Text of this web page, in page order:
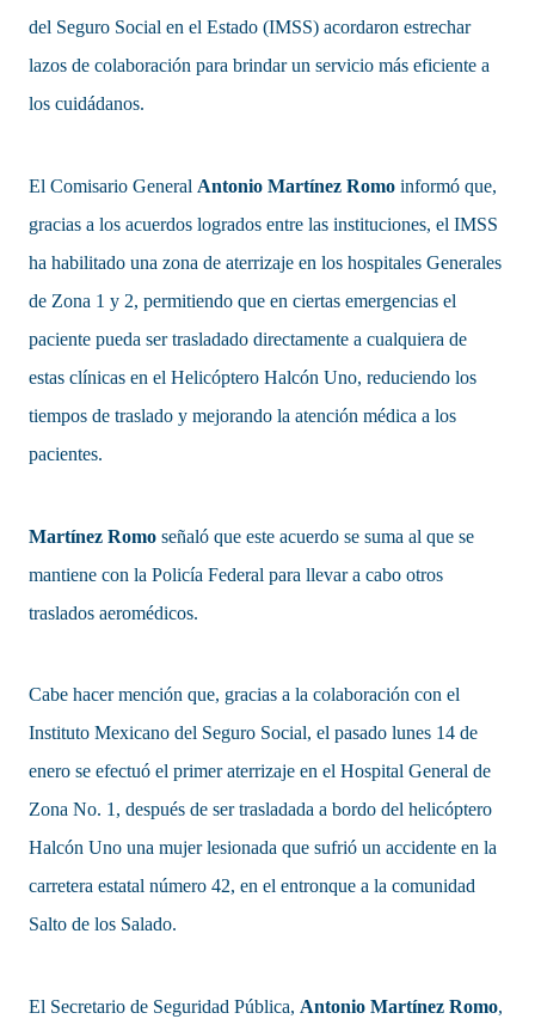
del Seguro Social en el Estado (IMSS) acordaron estrechar
lazos de colaboración para brindar un servicio más eficiente a
los cuidádanos.
El Comisario General Antonio Martínez Romo informó que,
gracias a los acuerdos logrados entre las instituciones, el IMSS
ha habilitado una zona de aterrizaje en los hospitales Generales
de Zona 1 y 2, permitiendo que en ciertas emergencias el
paciente pueda ser trasladado directamente a cualquiera de
estas clínicas en el Helicóptero Halcón Uno, reduciendo los
tiempos de traslado y mejorando la atención médica a los
pacientes.
Martínez Romo señaló que este acuerdo se suma al que se
mantiene con la Policía Federal para llevar a cabo otros
traslados aeromédicos.
Cabe hacer mención que, gracias a la colaboración con el
Instituto Mexicano del Seguro Social, el pasado lunes 14 de
enero se efectuó el primer aterrizaje en el Hospital General de
Zona No. 1, después de ser trasladada a bordo del helicóptero
Halcón Uno una mujer lesionada que sufrió un accidente en la
carretera estatal número 42, en el entronque a la comunidad
Salto de los Salado.
El Secretario de Seguridad Pública, Antonio Martínez Romo,